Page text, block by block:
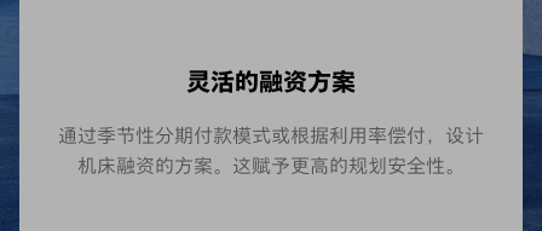
灵活的融资方案
通过季节性分期付款模式或根据利用率偿付，设计
机床融资的方案。这赋予更高的规划安全性。